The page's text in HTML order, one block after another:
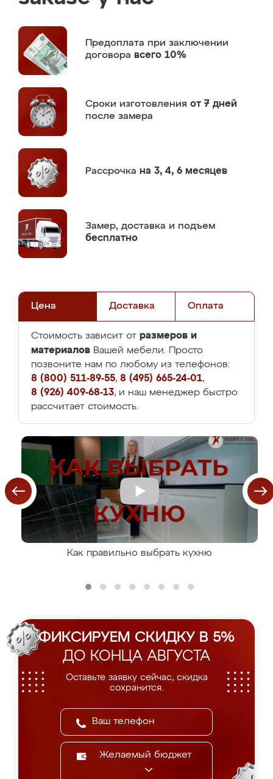
Предоплата при заключении
договора всего 10%
Сроки изготовления от 7 дней
после замера
Рассрочка на 3, 4, 6 месяцев
Замер, доставка и подъем
бесплатно
Цена Доставка Оплата
Стоимость зависит от размеров и
материалов Вашей мебели. Просто
позвоните нам по любому из телефонов:
8 (800) 511-89-55, 8 (495) 665-24-01,
8 (926) 409-68-13, и наш менеджер быстро
рассчитает стоимость.
Как правильно выбрать кухню
ФИКСИРУЕМ СКИДКУ В 5%
ДО КОНЦА АВГУСТА
Оставьте заявку сейчас, скидка
сохранится.
Желаемый бюджет